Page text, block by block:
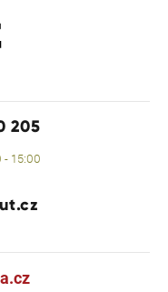
205
- 15:00